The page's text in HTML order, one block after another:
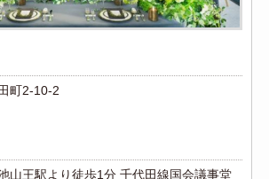
町2-10-2
山王駅より徒歩1分 千代田線国会議事堂